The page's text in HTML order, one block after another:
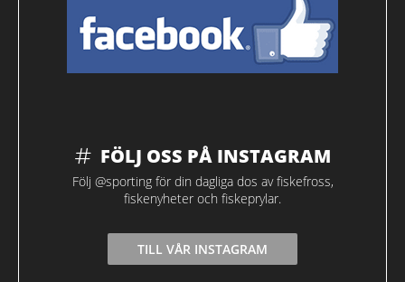
FÖLJ OSS PÅ INSTAGRAM
Följ @sporting för din dagliga dos av fiskefross,
fiskenyheter och fiskeprylar.
TILL VÅR INSTAGRAM